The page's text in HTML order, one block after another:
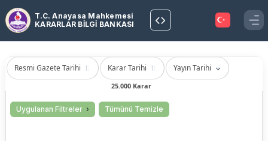
T.C. Anayasa Mahkemesi
KARARLAR BİLGİ BANKASI
Resmi Gazete Tarihi Karar Tarihi Yayın Tarihi
25.000 Karar
Uygulanan Filtreler Tümünü Temizle